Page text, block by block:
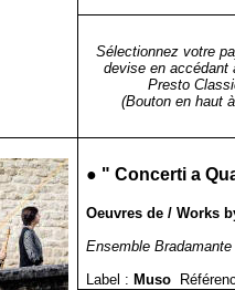
Sélectionnez votre
devise en accédant
Presto
(Bouton en haut
● "Concerti a
Oeuvres de / Works
Ensemble Bradamante
Label : Muso